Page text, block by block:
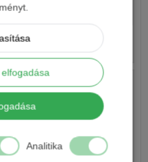
Analitika
Ft